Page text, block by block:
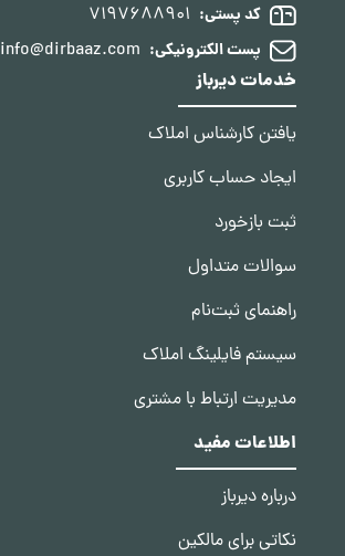
کد پستی: 7197688901
پست الکترونیکی: info@dirbaaz.com
خدمات دیرباز
یافتن کارشناس املاک
ایجاد حساب کاربری
ثبت بازخورد
سوالات متداول
راهنمای ثبت‌نام
سیستم فایلینگ املاک
مدیریت ارتباط با مشتری
اطلاعات مفید
درباره دیرباز
نکاتی برای مالکین